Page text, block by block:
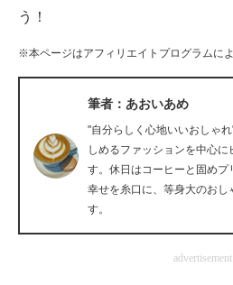
経営リーダーのコミュニティ
マーケ×ITの今がよく分かる
ITエンジニア向け専門サイト
IT製品の技術・比較・事例
う！
※本ページはアフィリエイトプログラムに
筆者：あおいあめ
"自分らしく心地いいおしゃ
しめるファッションを中心
す。休日はコーヒーと固め
幸せを糸口に、等身大のおし
す。
advertisement